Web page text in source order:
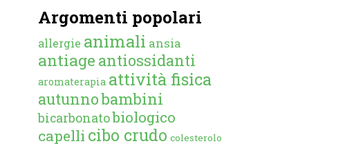
Argomenti popolari
allergie animali ansia
antiage antiossidanti
aromaterapia attività fisica
autunnobambini
bicarbonatobiologico
capelli cibo crudo colesterolo